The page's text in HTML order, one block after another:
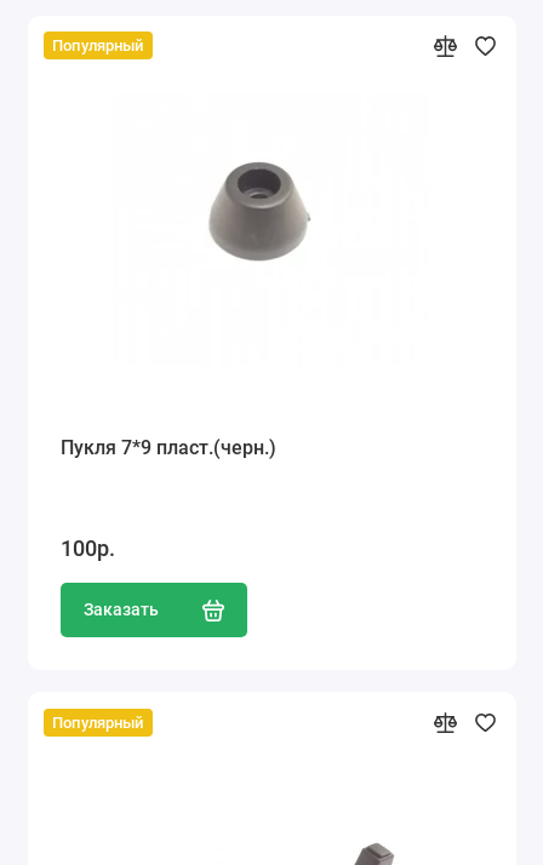
Популярный
Пукля 7*9 пласт.(черн.)
100р.
Заказать
Популярный